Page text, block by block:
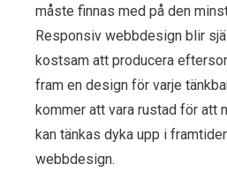
måste finnas med på den
Responsiv webbdesign blir
kostsam att producera
fram en design för varje
kommer att vara rustad för att
kan tänkas dyka upp i
webbdesign.